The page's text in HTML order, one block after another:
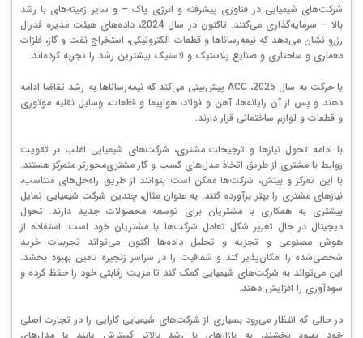
شرکت‌های شیمیایی در فناوری پیشرفته و انرژی پاک – و سایر زمینه‌های با رشد
بالا – سرمایه‌گذاری می‌کنند. تاکنون در سال 2024، داده‌های هیئت مدیره فدرال
رزرو نشان می‌دهد که نیمه‌رساناها و قطعات الکترونیکی، استخراج نفت و گاز، فلزات
معماری و ساختاری و صنایع پلاستیک و لاستیک بیشترین رشد را تجربه کرده‌اند.
با حرکت به سال 2025، ACC پیش‌بینی می‌کند که نیمه‌رساناها به رشد تقاضا ادامه
دهند و پس از آن رایانه‌ها، آهن و فولاد، هواپیما و قطعات، وسایل نقلیه موتوری
و قطعات و لوازم ساختمانی قرار دارند.
با ادامه تحول نیازها و ترجیحات مشتری، شرکت‌های شیمیایی اغلب بر تقویت
روابط با مشتری از طریق اتخاذ مدل‌های کسب و کار مشتری‌محورتر متمرکز هستند.
با این تمرکز و بینش، شرکت‌ها ممکن است بتوانند از طریق راه‌حل‌های متناسب،
نیازهای مشتری را بهتر برآورده کنند. به عنوان مثال، چندین شرکت شیمیایی تمایل
بیشتری به همکاری با مشتریان برای توسعه محصولات جدید دارند. تحول
دیجیتال در حال تغییر شکل تعامل شرکت‌ها با مشتریان خود است. استفاده از
هوش مصنوعی و تجزیه و تحلیل داده‌ها اکنون می‌تواند تجربیات خرید
شخصی‌شده را امکان‌پذیر کند و شفافیت را در سراسر زنجیره تامین بهبود بخشد.
این می‌تواند به شرکت‌های شیمیایی کمک کند تا مزیت رقابتی خود را حفظ کرده و
سودآوری را افزایش دهند.
در حالی که انتظار می‌رود بسیاری از شرکت‌های شیمیایی کارایی را در تجارت اصلی